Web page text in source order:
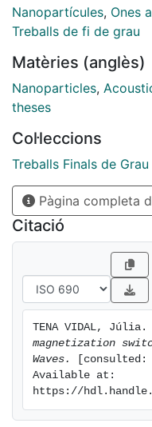
the theoretical model
Professor Eugene M.
the magnetization
parameters such as
and frequency and
verified using a
Interference Device
Laboratory of
the University of
Nanopartícules, Ones
Treballs de fi de grau
Matèries (anglès)
Nanoparticles,
theses
Col·leccions
Treballs Finals de
Pàgina completa
Citació
TENA VIDAL, Júlia.
magnetization
Waves.
[consulted:
Available at:
https://